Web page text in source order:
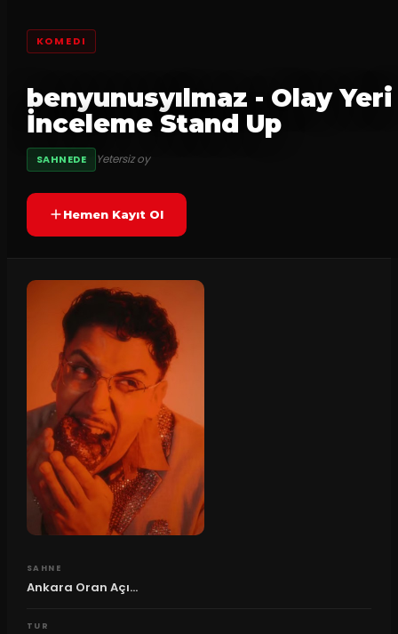
KOMEDI
benyunusyılmaz - Olay Yeri
İnceleme Stand Up
SAHNEDE Yetersiz oy
Hemen Kayıt Ol
SAHNE
Ankara Oran Açı...
TUR